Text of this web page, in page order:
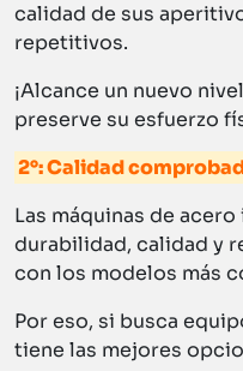
calidad de sus
repetitivos.
¡Alcance un nuevo
preserve su esfuerzo
2°: Calidad
Las máquinas de
durabilidad, calidad y
con los modelos más
Por eso, si busca
tiene las mejores